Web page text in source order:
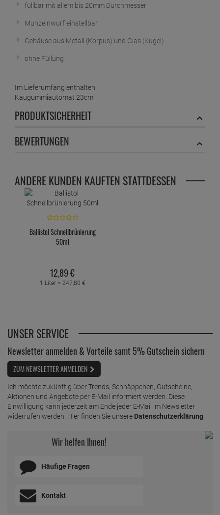
füllbar mit allem bis 20mm Durchmesser
Münzeinwurf einstellbar
Gehäuse aus Metall (Korpus) und Glas (Kugel)
ohne Füllung
Im Lieferumfang enthalten:
Kaugummiautomat 23cm
PRODUKTSICHERHEIT
BEWERTUNGEN
ANDERE KUNDEN KAUFTEN STATTDESSEN
Ballistol Schnellbrünierung
50ml
12,89€
1 Liter = 247,80 €
UNSER SERVICE
Newsletter anmelden & Vorteile samt 5% Gutschein sichern
ZUM NEWSLETTER ANMELDEN
Ich möchte zukünftig über Trends, Schnäppchen, Gutscheine,
Aktionen und Angebote per E-Mail informiert werden. Diese
Einwilligung kann jederzeit am Ende jeder E-Mail im Newsletter
widerrufen werden. Hier finden Sie unsere Datenschutzerklärung
Wir helfen Ihnen!
Häufige Fragen
Kontakt